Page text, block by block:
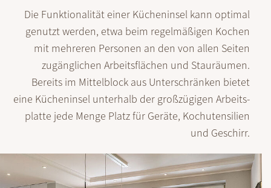
Die Funktionalität einer Küchen­insel kann optimal
genutzt werden, etwa beim regel­mäßigen Kochen
mit mehreren Personen an den von allen Seiten
zugäng­lichen Arbeits­flächen und Stau­räumen.
Bereits im Mittel­block aus Unter­schränken bietet
eine Küchen­insel unterhalb der großzügigen Arbeits­
platte jede Menge Platz für Geräte, Koch­utensilien
und Geschirr.